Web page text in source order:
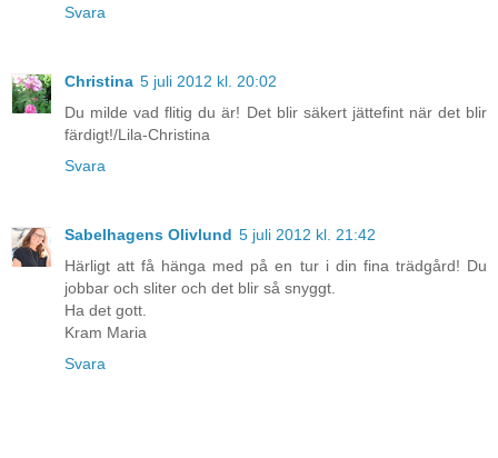
Svara
Christina 5 juli 2012 kl. 20:02
Du milde vad flitig du är! Det blir säkert jättefint när det blir
färdigt!/Lila-Christina
Svara
Sabelhagens Olivlund 5 juli 2012 kl. 21:42
Härligt att få hänga med på en tur i din fina trädgård! Du
jobbar och sliter och det blir så snyggt.
Ha det gott.
Kram Maria
Svara